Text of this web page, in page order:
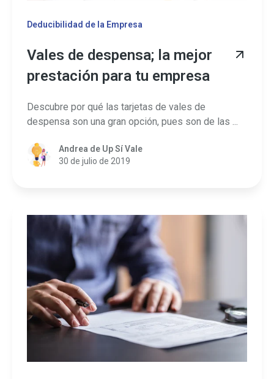
Deducibilidad de la Empresa
Vales de despensa; la mejor
prestación para tu empresa
Descubre por qué las tarjetas de vales de
despensa son una gran opción, pues son de las ...
Andrea de Up Sí Vale
30 de julio de 2019